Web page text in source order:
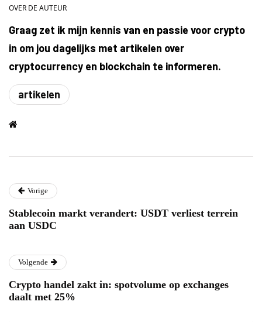
OVER DE AUTEUR
Graag zet ik mijn kennis van en passie voor crypto
in om jou dagelijks met artikelen over
cryptocurrency en blockchain te informeren.
artikelen
Vorige
Stablecoin markt verandert: USDT verliest terrein
aan USDC
Volgende
Crypto handel zakt in: spotvolume op exchanges
daalt met 25%